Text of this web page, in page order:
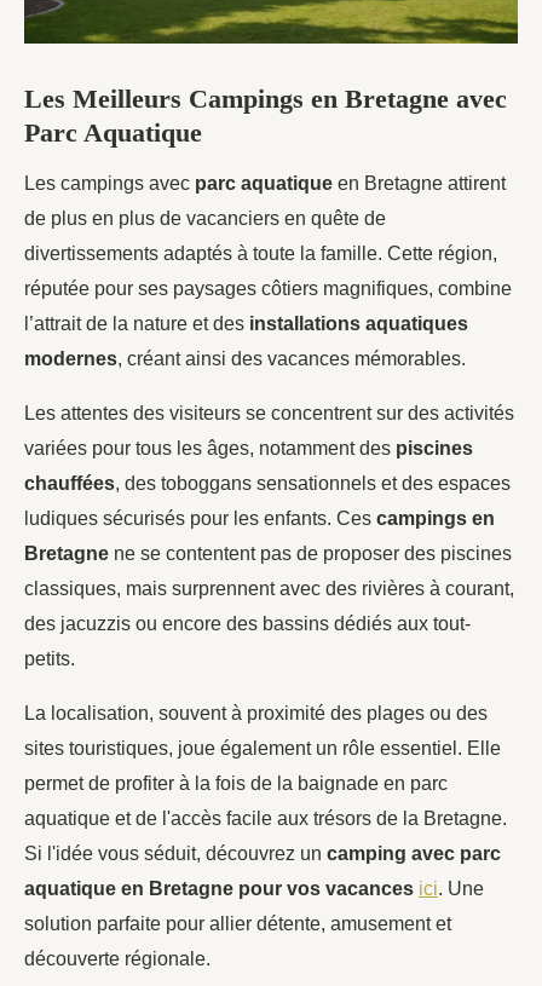
Les Meilleurs Campings en Bretagne avec
Parc Aquatique
Les campings avec parc aquatique en Bretagne attirent
de plus en plus de vacanciers en quête de
divertissements adaptés à toute la famille. Cette région,
réputée pour ses paysages côtiers magnifiques, combine
l’attrait de la nature et des installations aquatiques
modernes , créant ainsi des vacances mémorables.
Les attentes des visiteurs se concentrent sur des activités
variées pour tous les âges, notamment des piscines
chauffées , des toboggans sensationnels et des espaces
ludiques sécurisés pour les enfants. Ces campings en
Bretagne ne se contentent pas de proposer des piscines
classiques, mais surprennent avec des rivières à courant,
des jacuzzis ou encore des bassins dédiés aux tout-
petits.
La localisation, souvent à proximité des plages ou des
sites touristiques, joue également un rôle essentiel. Elle
permet de profiter à la fois de la baignade en parc
aquatique et de l'accès facile aux trésors de la Bretagne.
Si l'idée vous séduit, découvrez un camping avec parc
aquatique en Bretagne pour vos vacances ici . Une
solution parfaite pour allier détente, amusement et
découverte régionale.